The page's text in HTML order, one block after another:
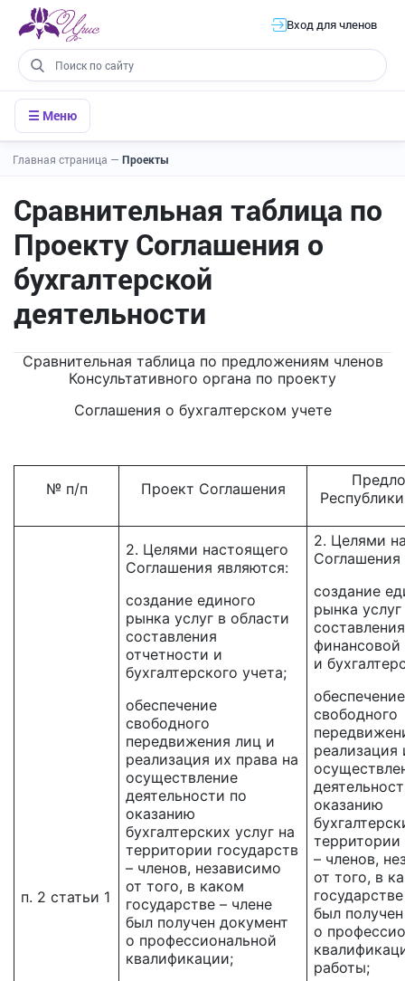
Вход для членов
☰ Меню
Главная страница — Проекты
Сравнительная таблица по
Проекту Соглашения о
бухгалтерской
деятельности
Сравнительная таблица по предложениям членов
Консультативного органа по проекту
Соглашения о бухгалтерском учете
№ п/п Проект Соглашения
п. 2 статьи 1
2. Целями настоящего
Соглашения являются:
создание единого
рынка услуг в области
составления
отчетности и
бухгалтерского учета;
обеспечение
свободного
передвижения лиц и
реализация их права на
осуществление
деятельности по
оказанию
бухгалтерских услуг на
территории государств
– членов, независимо
от того, в каком
государстве – члене
был получен документ
о профессиональной
квалификации;
2. Целями
Соглашения
создание
рынка
составления
финансовой
и
обеспечение
свободного
реализация
оказанию
территории
– членов,
от того, в
был
о
работы;